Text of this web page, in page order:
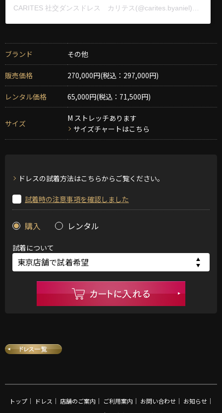
ブランド その他
販売価格 270,000円(税込：297,000円)
レンタル価格 65,000円(税込：71,500円)
サイズ
M ストレッチあります
サイズチャートはこちら
ドレスの試着方法はこちらからご覧ください。
試着時の注意事項を確認しました
購入 レンタル
試着について
トップ｜ ドレス ｜ 店舗のご案内｜ ご利用案内｜ お問い合わせ｜ お知らせ｜